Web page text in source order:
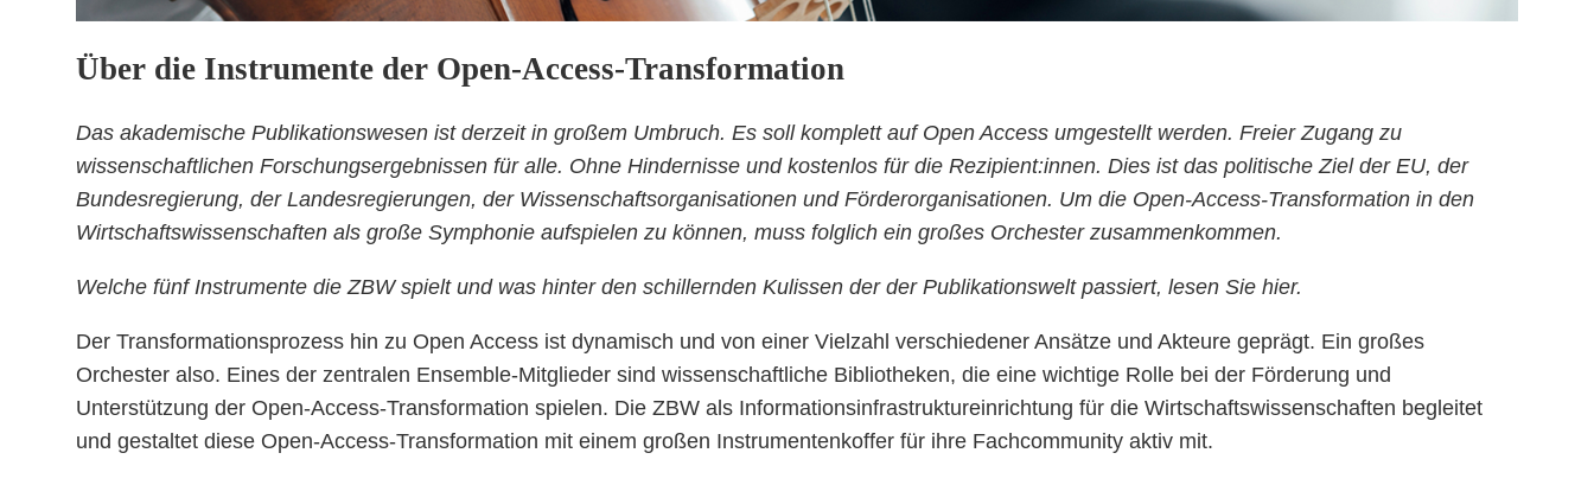
Über die Instrumente der Open-Access-Transformation
Das akademische Publikationswesen ist derzeit in großem Umbruch. Es soll komplett auf Open Access umgestellt werden. Freier Zugang zu
wissenschaftlichen Forschungsergebnissen für alle. Ohne Hindernisse und kostenlos für die Rezipient:innen. Dies ist das politische Ziel der EU, der
Bundesregierung, der Landesregierungen, der Wissenschaftsorganisationen und Förderorganisationen. Um die Open-Access-Transformation in den
Wirtschaftswissenschaften als große Symphonie aufspielen zu können, muss folglich ein großes Orchester zusammenkommen.
Welche fünf Instrumente die ZBW spielt und was hinter den schillernden Kulissen der der Publikationswelt passiert, lesen Sie hier.
Der Transformationsprozess hin zu Open Access ist dynamisch und von einer Vielzahl verschiedener Ansätze und Akteure geprägt. Ein großes
Orchester also. Eines der zentralen Ensemble-Mitglieder sind wissenschaftliche Bibliotheken, die eine wichtige Rolle bei der Förderung und
Unterstützung der Open-Access-Transformation spielen. Die ZBW als Informationsinfrastruktureinrichtung für die Wirtschaftswissenschaften begleitet
und gestaltet diese Open-Access-Transformation mit einem großen Instrumentenkoffer für ihre Fachcommunity aktiv mit.